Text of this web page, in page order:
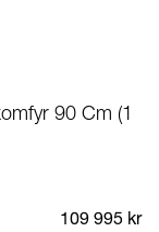
90 Cm (1
109 995 kr